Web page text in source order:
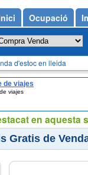
d'estoc en lleida
de viajes
viajes
Gratis de
Ocupació
en aquesta